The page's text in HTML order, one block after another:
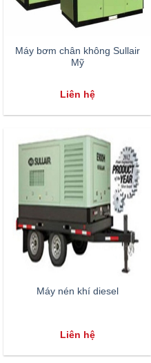
Máy bơm chân không Sullair
Mỹ
Liên hệ
Máy nén khí diesel
Liên hệ